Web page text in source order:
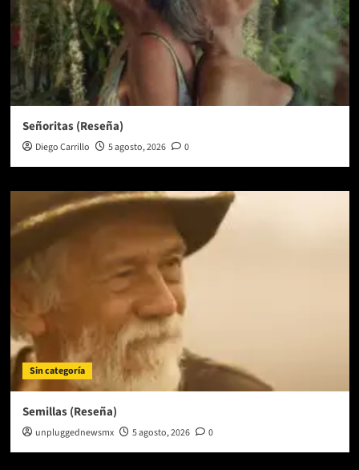
Señoritas (Reseña)
Diego Carrillo 5 agosto, 2026 0
Sin categoría
Semillas (Reseña)
unpluggednewsmx 5 agosto, 2026 0